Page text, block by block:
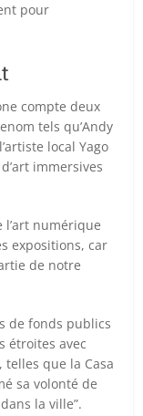
pour
compte deux
tels qu’Andy
local Yago
immersives
l’art numérique
expositions, car
de notre
de fonds publics
étroites avec
telles que la Casa
sa volonté de
la ville”.